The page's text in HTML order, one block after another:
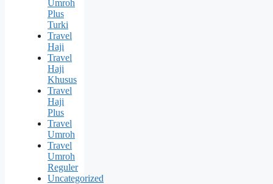
Umroh
Plus
Turki
Travel
Haji
Travel
Haji
Khusus
Travel
Haji
Plus
Travel
Umroh
Travel
Umroh
Reguler
Uncategorized